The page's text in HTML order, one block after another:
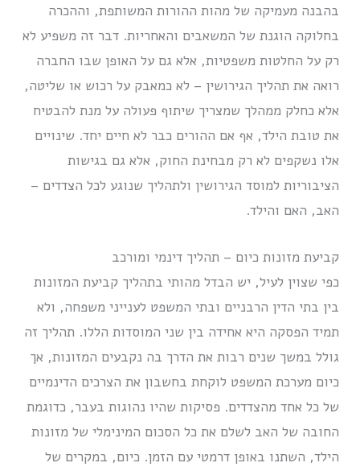
בהבנה מעמיקה של מהות ההורות המשותפת, וההכרה
בחלוקה הוגנת של המשאבים והאחריות. דבר זה משפיע לא
רק על החלטות משפטיות, אלא גם על האופן שבו החברה
רואה את תהליך הגירושין – לא כמאבק על רכוש או שליטה,
אלא כחלק ממהלך שמצריך שיתוף פעולה על מנת להבטיח
את טובת הילד, אף אם ההורים כבר לא חיים יחד. שינויים
אלו נשקפים לא רק מבחינת החוק, אלא גם בגישות
הציבוריות למוסד הגירושין ולתהליך שנוגע לכל הצדדים –
האב, האם והילד.
קביעת מזונות כיום – תהליך דינמי ומורכב
כפי שצוין לעיל, יש הבדל מהותי בתהליך קביעת המזונות
בין בתי הדין הרבניים ובתי המשפט לענייני משפחה, ולא
תמיד הפסקה היא אחידה בין שני המוסדות הללו. תהליך זה
גולל במשך שנים רבות את הדרך בה נקבעים המזונות, אך
כיום מערכת המשפט לוקחת בחשבון את הצרכים הדינמיים
של כל אחד מהצדדים. פסיקות שהיו נהוגות בעבר, כדוגמת
החובה של האב לשלם את כל הסכום המינימלי של מזונות
הילד, השתנו באופן דרמטי עם הזמן. כיום, במקרים של